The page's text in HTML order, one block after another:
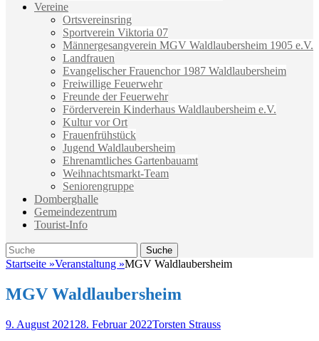
Vereine
Ortsvereinsring
Sportverein Viktoria 07
Männergesangverein MGV Waldlaubersheim 1905 e.V.
Landfrauen
Evangelischer Frauenchor 1987 Waldlaubersheim
Freiwillige Feuerwehr
Freunde der Feuerwehr
Förderverein Kinderhaus Waldlaubersheim e.V.
Kultur vor Ort
Frauenfrühstück
Jugend Waldlaubersheim
Ehrenamtliches Gartenbauamt
Weihnachtsmarkt-Team
Seniorengruppe
Domberghalle
Gemeindezentrum
Tourist-Info
Suche
Suche
nach:
Startseite »Veranstaltung »MGV Waldlaubersheim
MGV Waldlaubersheim
Veröffentlicht
9. August 2021 28. Februar 2022Autor
Torsten Strauss